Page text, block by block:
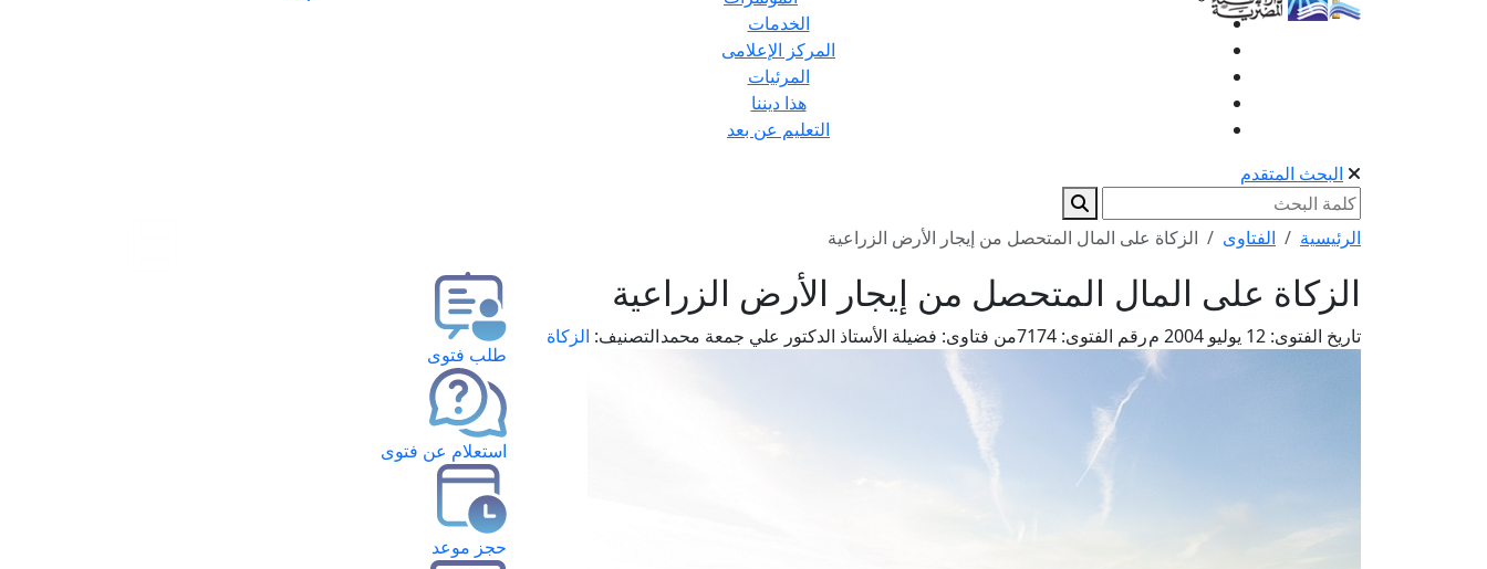
الخدمات
المركز الإعلامى
المرئيات
هذا ديننا
التعليم عن بعد
البحث المتقدم
الرئيسية الفتاوى الزكاة على المال المتحصل من إيجار الأرض الزراعية
الزكاة على المال المتحصل من إيجار الأرض الزراعية
تاريخ الفتوى: رقم الفتوى: من فتاوى: فضيلة الأستاذ الدكتور علي جمعة محمدالتصنيف: الزكاة
طلب فتوى
استعلام عن فتوى
حجز موعد